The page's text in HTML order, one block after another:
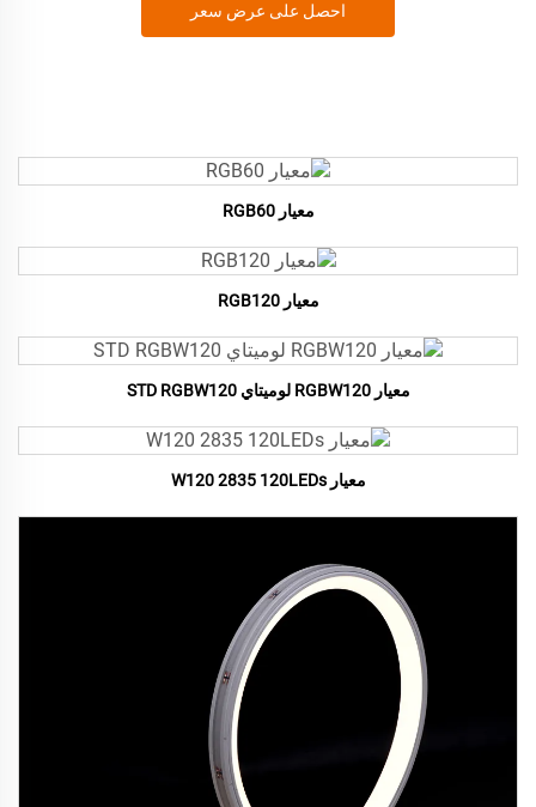
احصل على عرض سعر
معيار RGB60
معيار RGB120
معيار RGBW120 لوميتاي STD RGBW120
معيار W120 2835 120LEDs